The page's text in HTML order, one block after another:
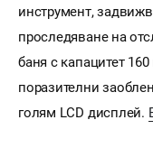
инструмент,
проследяване на
баня с капацитет
поразителни
голям LCD дисплей.